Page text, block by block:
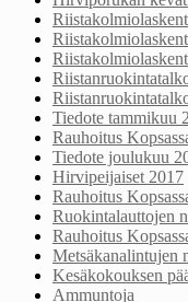
Tiedote tammikuu
Rauhoitus
Tiedote joulukuu
Hirvipeijaiset 2017
Rauhoitus
Ruokintalauttojen
Rauhoitus
Metsäkanalintujen
Kesäkokouksen
Ammuntoja